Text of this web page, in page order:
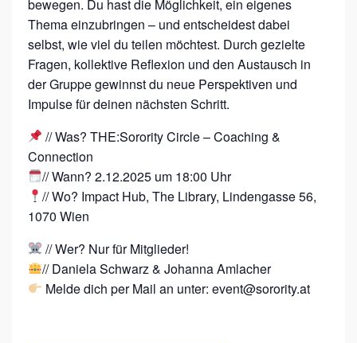
–
C
O
A
C
H
I
N
G
&
C
O
bewegen. Du hast die Möglichkeit, ein eigenes
Thema einzubringen – und entscheidest dabei
selbst, wie viel du teilen möchtest. Durch gezielte
Fragen, kollektive Reflexion und den Austausch in
der Gruppe gewinnst du neue Perspektiven und
Impulse für deinen nächsten Schritt.
// Was? THE:Sorority Circle – Coaching &
Connection
// Wann? 2.12.2025 um 18:00 Uhr
// Wo? Impact Hub, The Library, Lindengasse 56,
1070 Wien
// Wer? Nur für Mitglieder!
// Daniela Schwarz & Johanna Amlacher
Melde dich per Mail an unter: event@sorority.at